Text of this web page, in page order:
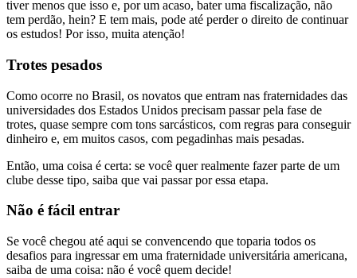
tiver menos que isso e, por um acaso, bater uma fiscalização, não
tem perdão, hein? E tem mais, pode até perder o direito de continuar
os estudos! Por isso, muita atenção!
Trotes pesados
Como ocorre no Brasil, os novatos que entram nas fraternidades das
universidades dos Estados Unidos precisam passar pela fase de
trotes, quase sempre com tons sarcásticos, com regras para conseguir
dinheiro e, em muitos casos, com pegadinhas mais pesadas.
Então, uma coisa é certa: se você quer realmente fazer parte de um
clube desse tipo, saiba que vai passar por essa etapa.
Não é fácil entrar
Se você chegou até aqui se convencendo que toparia todos os
desafios para ingressar em uma fraternidade universitária americana,
saiba de uma coisa: não é você quem decide!